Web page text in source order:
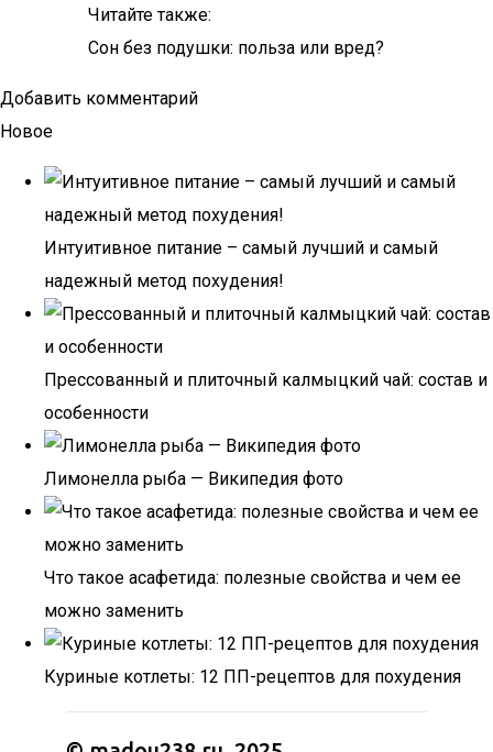
Читайте также:
Сон без подушки: польза или вред?
Добавить комментарий
Новое
Интуитивное питание – самый лучший и самый
надежный метод похудения!
Прессованный и плиточный калмыцкий чай: состав и
особенности
Лимонелла рыба — Википедия фото
Что такое асафетида: полезные свойства и чем ее
можно заменить
Куриные котлеты: 12 ПП-рецептов для похудения